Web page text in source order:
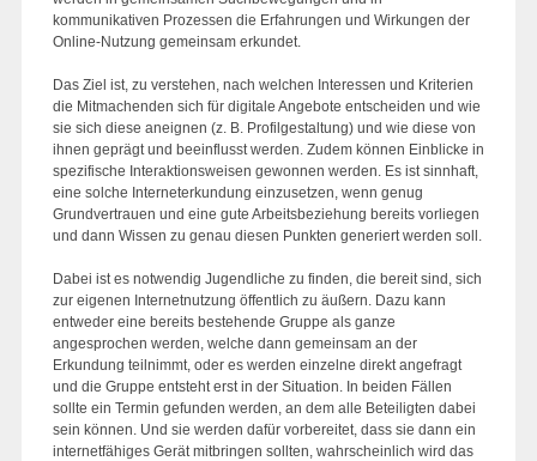
kommunikativen Prozessen die Erfahrungen und Wirkungen der
Online-Nutzung gemeinsam erkundet.
Das Ziel ist, zu verstehen, nach welchen Interessen und Kriterien
die Mitmachenden sich für digitale Angebote entscheiden und wie
sie sich diese aneignen (z. B. Profilgestaltung) und wie diese von
ihnen geprägt und beeinflusst werden. Zudem können Einblicke in
spezifische Interaktionsweisen gewonnen werden. Es ist sinnhaft,
eine solche Interneterkundung einzusetzen, wenn genug
Grundvertrauen und eine gute Arbeitsbeziehung bereits vorliegen
und dann Wissen zu genau diesen Punkten generiert werden soll.
Dabei ist es notwendig Jugendliche zu finden, die bereit sind, sich
zur eigenen Internetnutzung öffentlich zu äußern. Dazu kann
entweder eine bereits bestehende Gruppe als ganze
angesprochen werden, welche dann gemeinsam an der
Erkundung teilnimmt, oder es werden einzelne direkt angefragt
und die Gruppe entsteht erst in der Situation. In beiden Fällen
sollte ein Termin gefunden werden, an dem alle Beteiligten dabei
sein können. Und sie werden dafür vorbereitet, dass sie dann ein
internetfähiges Gerät mitbringen sollten, wahrscheinlich wird das